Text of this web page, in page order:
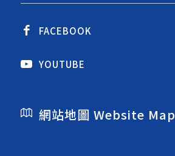
FACEBOOK
YOUTUBE
網站地圖 Website Map